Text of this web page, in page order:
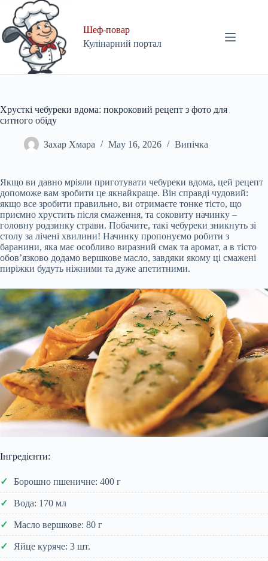
content
Шеф-повар
Кулінарний портал
Хрусткі чебуреки вдома: покроковий рецепт з фото для
ситного обіду
Захар Хмара May 16, 2026 Випічка
Якщо ви давно мріяли приготувати чебуреки вдома, цей рецепт
допоможе вам зробити це якнайкраще. Він справді чудовий:
якщо все зробити правильно, ви отримаєте тонке тісто, що
приємно хрустить після смаження, та соковиту начинку –
головну родзинку страви. Побачите, такі чебуреки зникнуть зі
столу за лічені хвилини! Начинку пропонуємо робити з
баранини, яка має особливо виразний смак та аромат, а в тісто
обов’язково додамо вершкове масло, завдяки якому ці смажені
пиріжки будуть ніжними та дуже апетитними.
Інгредієнти:
Борошно пшеничне: 400 г
Вода: 170 мл
Масло вершкове: 80 г
Яйце куряче: 3 шт.